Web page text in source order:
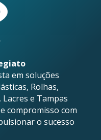
em soluções
Rolhas,
e Tampas
compromisso com
o sucesso